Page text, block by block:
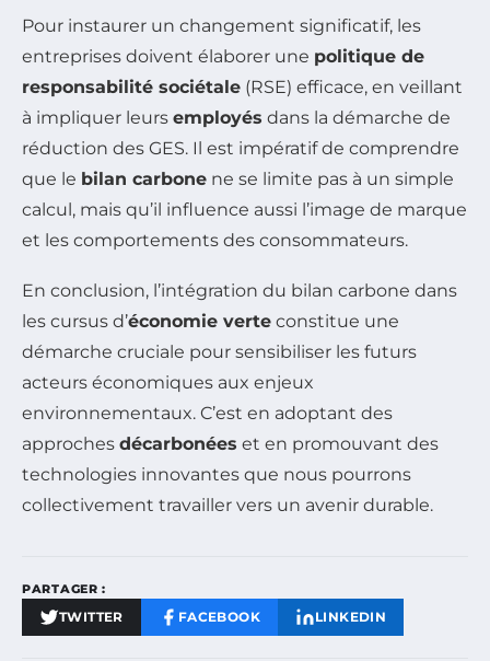
Pour instaurer un changement significatif, les
entreprises doivent élaborer une politique de
responsabilité sociétale (RSE) efficace, en veillant
à impliquer leurs employés dans la démarche de
réduction des GES. Il est impératif de comprendre
que le bilan carbone ne se limite pas à un simple
calcul, mais qu’il influence aussi l’image de marque
et les comportements des consommateurs.
En conclusion, l’intégration du bilan carbone dans
les cursus d’économie verte constitue une
démarche cruciale pour sensibiliser les futurs
acteurs économiques aux enjeux
environnementaux. C’est en adoptant des
approches décarbonées et en promouvant des
technologies innovantes que nous pourrons
collectivement travailler vers un avenir durable.
PARTAGER :
TWITTER FACEBOOK LINKEDIN